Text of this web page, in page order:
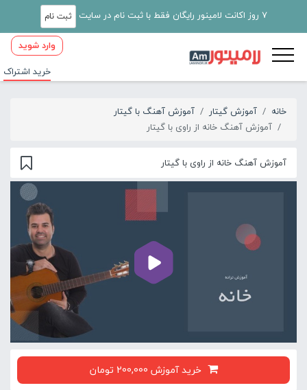
7 روز اکانت لامینور رایگان فقط با ثبت نام در سایت ثبت نام
وارد شوید
خرید اشتراک
خانه آموزش گیتار
آموزش آهنگ با گیتار
آموزش آهنگ خانه از راوی با گیتار
آموزش آهنگ خانه از راوی با گیتار
00:00
خرید آموزش 200,000 تومان